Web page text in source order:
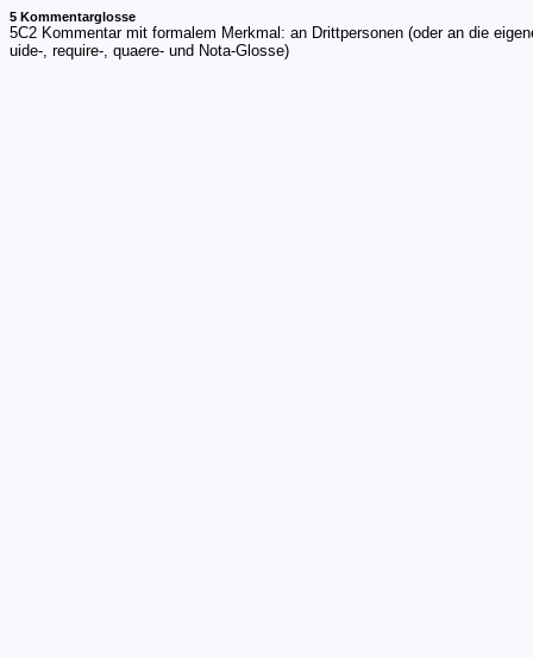
5 Kommentarglosse
5C2 Kommentar mit formalem Merkmal: an Drittpersonen (oder an die
uide-, require-, quaere- und Nota-Glosse)